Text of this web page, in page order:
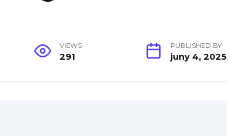
VIEWS
291
PUBLISHED BY
juny 4, 2025